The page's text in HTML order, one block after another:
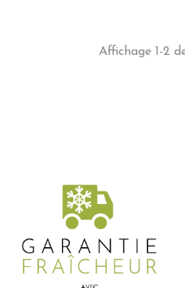
Affichage 1-2